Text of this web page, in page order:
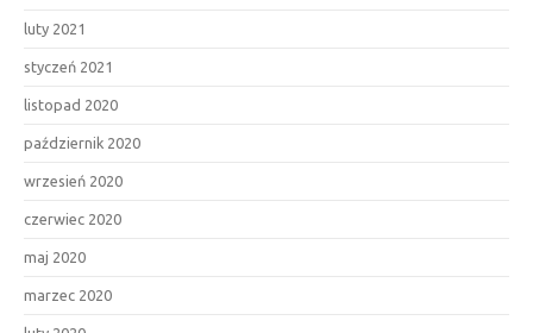
luty 2021
styczeń 2021
listopad 2020
październik 2020
wrzesień 2020
czerwiec 2020
maj 2020
marzec 2020